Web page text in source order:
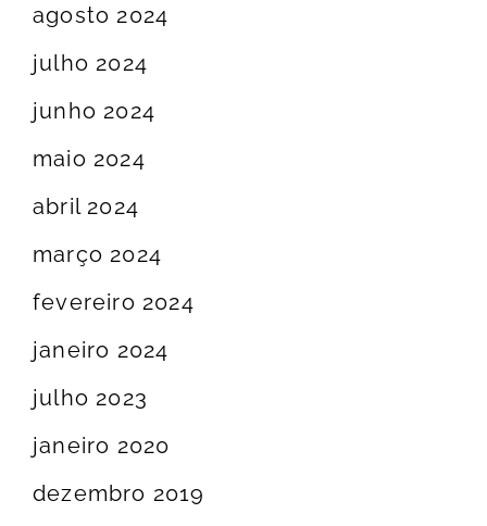
agosto 2024
julho 2024
junho 2024
maio 2024
abril 2024
março 2024
fevereiro 2024
janeiro 2024
julho 2023
janeiro 2020
dezembro 2019